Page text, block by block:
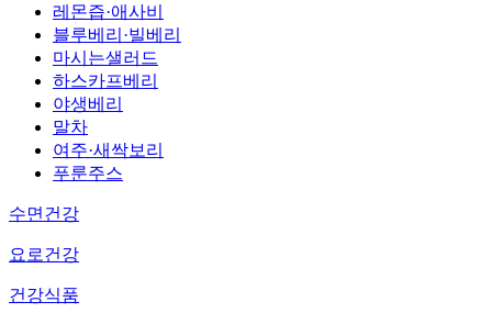
레몬즙·애사비
블루베리·빌베리
마시는샐러드
하스카프베리
야생베리
말차
여주·새싹보리
푸룬주스
수면건강
요로건강
건강식품